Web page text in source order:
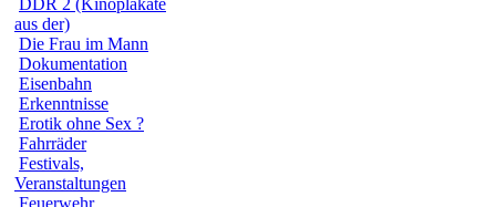
DDR 2 (Kinoplakate
aus der)
Die Frau im Mann
Dokumentation
Eisenbahn
Erkenntnisse
Erotik ohne Sex ?
Fahrräder
Festivals,
Veranstaltungen
Feuerwehr